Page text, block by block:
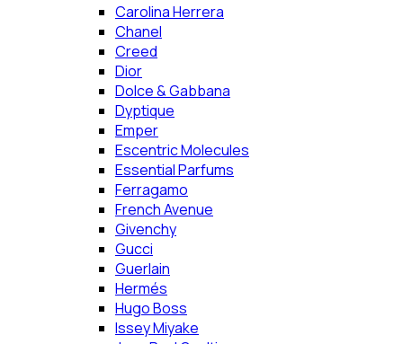
Carolina Herrera
Chanel
Creed
Dior
Dolce & Gabbana
Dyptique
Emper
Escentric Molecules
Essential Parfums
Ferragamo
French Avenue
Givenchy
Gucci
Guerlain
Hermés
Hugo Boss
Issey Miyake